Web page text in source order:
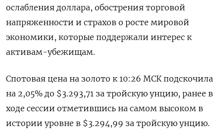
ослабления доллара, обострения торговой
напряженности и страхов о росте мировой
экономики, которые поддержали интерес к
активам-убежищам.
Спотовая цена на золото к 10:26 МСК подскочила
на 2,05% до $3.293,71​ за тройскую унцию, ранее в
ходе сессии отметившись на самом высоком в
истории уровне в $3.294,99 за тройскую унцию.